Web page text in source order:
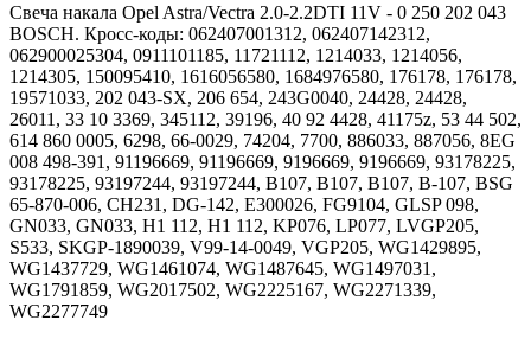
Свеча накала Opel Astra/Vectra 2.0-2.2DTI 11V - 0 250 202 043
BOSCH. Кросс-коды: 062407001312, 062407142312,
062900025304, 0911101185, 11721112, 1214033, 1214056,
1214305, 150095410, 1616056580, 1684976580, 176178, 176178,
19571033, 202 043-SX, 206 654, 243G0040, 24428, 24428,
26011, 33 10 3369, 345112, 39196, 40 92 4428, 41175z, 53 44 502,
614 860 0005, 6298, 66-0029, 74204, 7700, 886033, 887056, 8EG
008 498-391, 91196669, 91196669, 9196669, 9196669, 93178225,
93178225, 93197244, 93197244, B107, B107, B107, B-107, BSG
65-870-006, CH231, DG-142, E300026, FG9104, GLSP 098,
GN033, GN033, H1 112, H1 112, KP076, LP077, LVGP205,
S533, SKGP-1890039, V99-14-0049, VGP205, WG1429895,
WG1437729, WG1461074, WG1487645, WG1497031,
WG1791859, WG2017502, WG2225167, WG2271339,
WG2277749